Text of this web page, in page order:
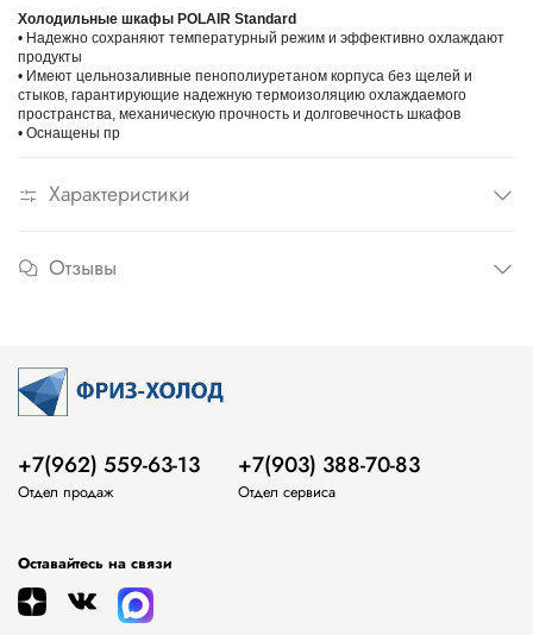
Холодильные шкафы POLAIR Standard
• Надежно сохраняют температурный режим и эффективно охлаждают
продукты
• Имеют цельнозаливные пенополиуретаном корпуса без щелей и
стыков, гарантирующие надежную термоизоляцию охлаждаемого
пространства, механическую прочность и долговечность шкафов
• Оснащены пр
Характеристики
Отзывы
+7(962) 559-63-13
Отдел продаж
+7(903) 388-70-83
Отдел сервиса
Оставайтесь на связи